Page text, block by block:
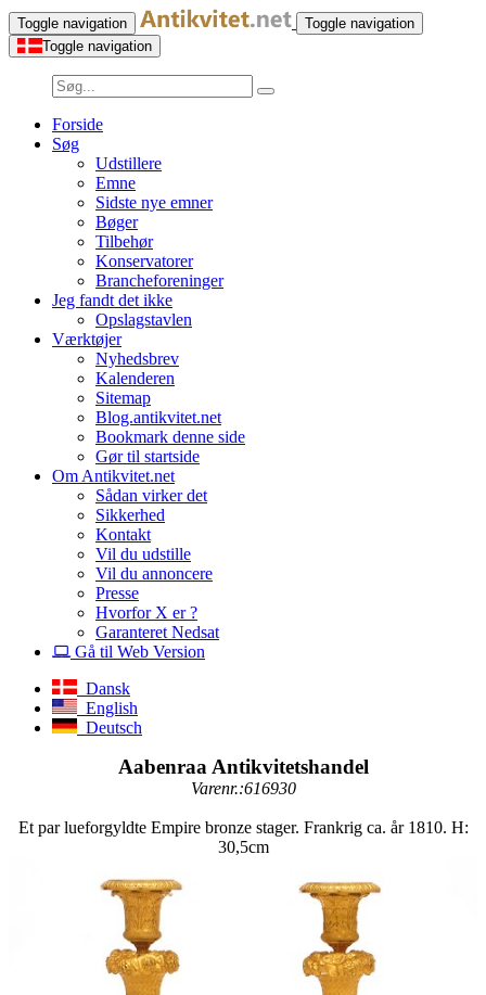
Toggle navigation
Toggle navigation
Toggle navigation
Forside
Søg
Udstillere
Emne
Sidste nye emner
Bøger
Tilbehør
Konservatorer
Brancheforeninger
Jeg fandt det ikke
Opslagstavlen
Værktøjer
Nyhedsbrev
Kalenderen
Sitemap
Blog.antikvitet.net
Bookmark denne side
Gør til startside
Om Antikvitet.net
Sådan virker det
Sikkerhed
Kontakt
Vil du udstille
Vil du annoncere
Presse
Hvorfor X er ?
Garanteret Nedsat
Gå til Web Version
Dansk
English
Deutsch
Aabenraa Antikvitetshandel
Varenr.:616930
Et par lueforgyldte Empire bronze stager. Frankrig ca. år 1810. H:
30,5cm